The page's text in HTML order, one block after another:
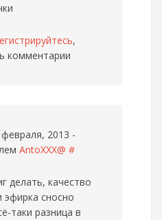
,
комментарии
2013 -
AntoXXX@ #
делать, качество
эфирка сносно
таки разница в